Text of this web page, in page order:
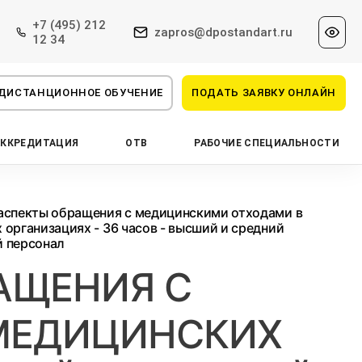
+7 (495) 212
12 34
zapros@dpostandart.ru
ОБУЧЕНИЕ ПОДАТЬ ЗАЯВКУ ОНЛАЙН
ОТВ РАБОЧИЕ СПЕЦИАЛЬНОСТИ
обращения с медицинскими отходами в
- 36 часов - высший и средний
персонал
С